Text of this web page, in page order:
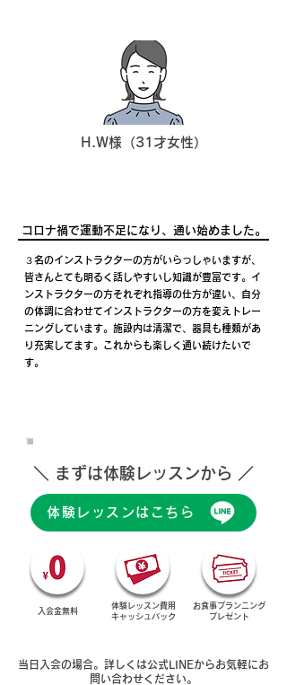
H.W様（31才女性）
コロナ禍で運動不足になり、通い始めました。
３名のインストラクターの方がいらっしゃいますが、
皆さんとても明るく話しやすいし知識が豊富です。イ
ンストラクターの方それぞれ指導の仕方が違い、自分
の体調に合わせてインストラクターの方を変えトレー
ニングしています。施設内は清潔で、器具も種類があ
り充実してます。これからも楽しく通い続けたいで
す。
＼ まずは体験レッスンから ／
体験レッスンはこちら
入会金​無料
体験レッスン費用
キャッシュバック
お食事プランニング​
​プレゼント
当日入会の場合。詳しくは公式LINEからお気軽にお
問い合わせください。